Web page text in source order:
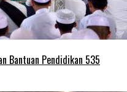
Bantuan Pendidikan 535